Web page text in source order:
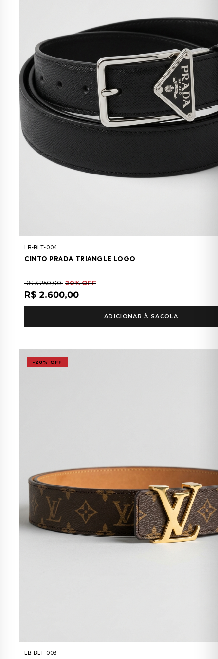
LB-BLT-004
CINTO PRADA TRIANGLE LOGO
R$ 3.250,00 20% OFF
R$ 2.600,00
ADICIONAR À SACOLA
-20% OFF
LB-BLT-003